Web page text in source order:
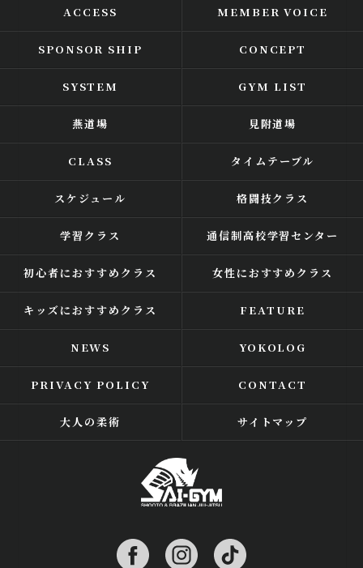
ACCESS MEMBER VOICE
SPONSOR SHIP CONCEPT
SYSTEM GYM LIST
燕道場 見附道場
CLASS タイムテーブル
スケジュール 格闘技クラス
学習クラス 通信制高校学習センター
初心者におすすめクラス 女性におすすめクラス
キッズにおすすめクラス FEATURE
NEWS YOKOLOG
PRIVACY POLICY CONTACT
大人の柔術 サイトマップ